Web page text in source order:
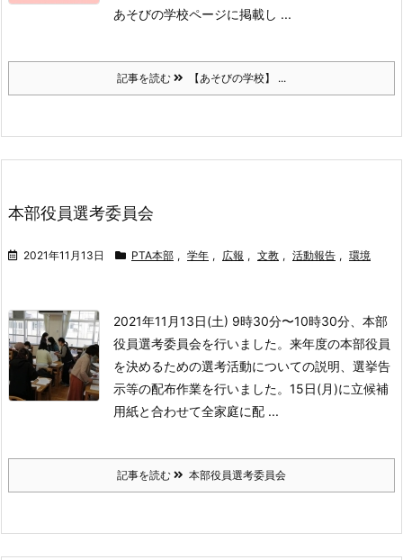
あそびの学校ページに掲載し ...
記事を読む 【あそびの学校】 ...
本部役員選考委員会
2021年11月13日 PTA本部 , 学年 , 広報 , 文教 , 活動報告 , 環境
2021年11月13日(土) 9時30分〜10時30分、本部
役員選考委員会を行いました。来年度の本部役員
を決めるための選考活動についての説明、選挙告
示等の配布作業を行いました。 15日(月)に立候補
用紙と合わせて全家庭に配 ...
記事を読む 本部役員選考委員会